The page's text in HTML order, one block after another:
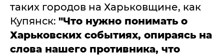
таких городов на Харьковщине, как
Купянск: "Что нужно понимать о
Харьковских событиях, опираясь на
слова нашего противника, что